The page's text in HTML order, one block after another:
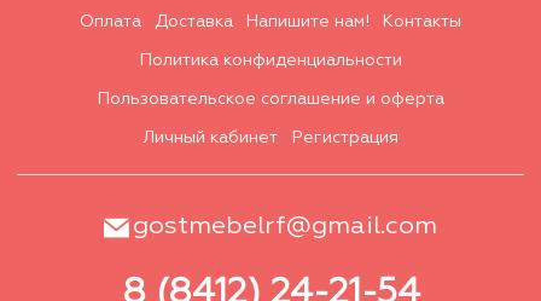
Оплата Доставка Напишите нам! Контакты
Политика конфиденциальности
Пользовательское соглашение и оферта
Личный кабинет Регистрация
gostmebelrf@gmail.com